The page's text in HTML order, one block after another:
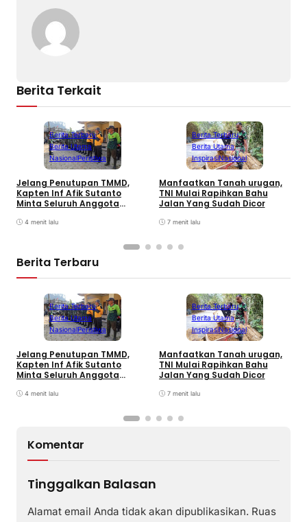
Berita Terkait
Berita Terbaru
Berita Utama
NasionalPeristiwa
Jelang Penutupan TMMD,
Kapten Inf Afik Sutanto
Minta Seluruh Anggota
4 menit lalu
Berita Terbaru
Berita Utama
InspirasiNasional
Manfaatkan Tanah urugan,
TNI Mulai Rapihkan Bahu
Jalan Yang Sudah Dicor
7 menit lalu
Berita Terbaru
Berita Terbaru
Berita Utama
NasionalPeristiwa
Jelang Penutupan TMMD,
Kapten Inf Afik Sutanto
Minta Seluruh Anggota
4 menit lalu
Berita Terbaru
Berita Utama
InspirasiNasional
Manfaatkan Tanah urugan,
TNI Mulai Rapihkan Bahu
Jalan Yang Sudah Dicor
7 menit lalu
Komentar
Tinggalkan Balasan
Alamat email Anda tidak akan dipublikasikan. Ruas